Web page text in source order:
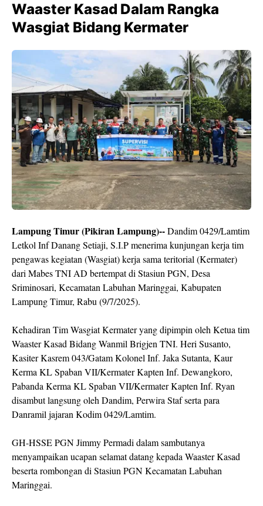
Waaster Kasad Dalam Rangka
Wasgiat Bidang Kermater
Lampung Timur (Pikiran Lampung)--Dandim 0429/Lamtim
Letkol Inf Danang Setiaji, S.I.P menerima kunjungan kerja tim
pengawas kegiatan (Wasgiat) kerja sama teritorial (Kermater)
dari Mabes TNI AD bertempat di Stasiun PGN, Desa
Sriminosari, Kecamatan Labuhan Maringgai, Kabupaten
Lampung Timur, Rabu (9/7/2025).
Kehadiran Tim Wasgiat Kermater yang dipimpin oleh Ketua tim
Waaster Kasad Bidang Wanmil Brigjen TNI. Heri Susanto,
Kasiter Kasrem 043/Gatam Kolonel Inf. Jaka Sutanta, Kaur
Kerma KL Spaban VII/Kermater Kapten Inf. Dewangkoro,
Pabanda Kerma KL Spaban VII/Kermater Kapten Inf. Ryan
disambut langsung oleh Dandim, Perwira Staf serta para
Danramil jajaran Kodim 0429/Lamtim.
GH-HSSE PGN Jimmy Permadi dalam sambutanya
menyampaikan ucapan selamat datang kepada Waaster Kasad
beserta rombongan di Stasiun PGN Kecamatan Labuhan
Maringgai.